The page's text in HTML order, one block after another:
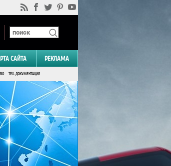
САЙТА РЕКЛАМА
ТЕХ. ДОКУМЕНТАЦИЯ